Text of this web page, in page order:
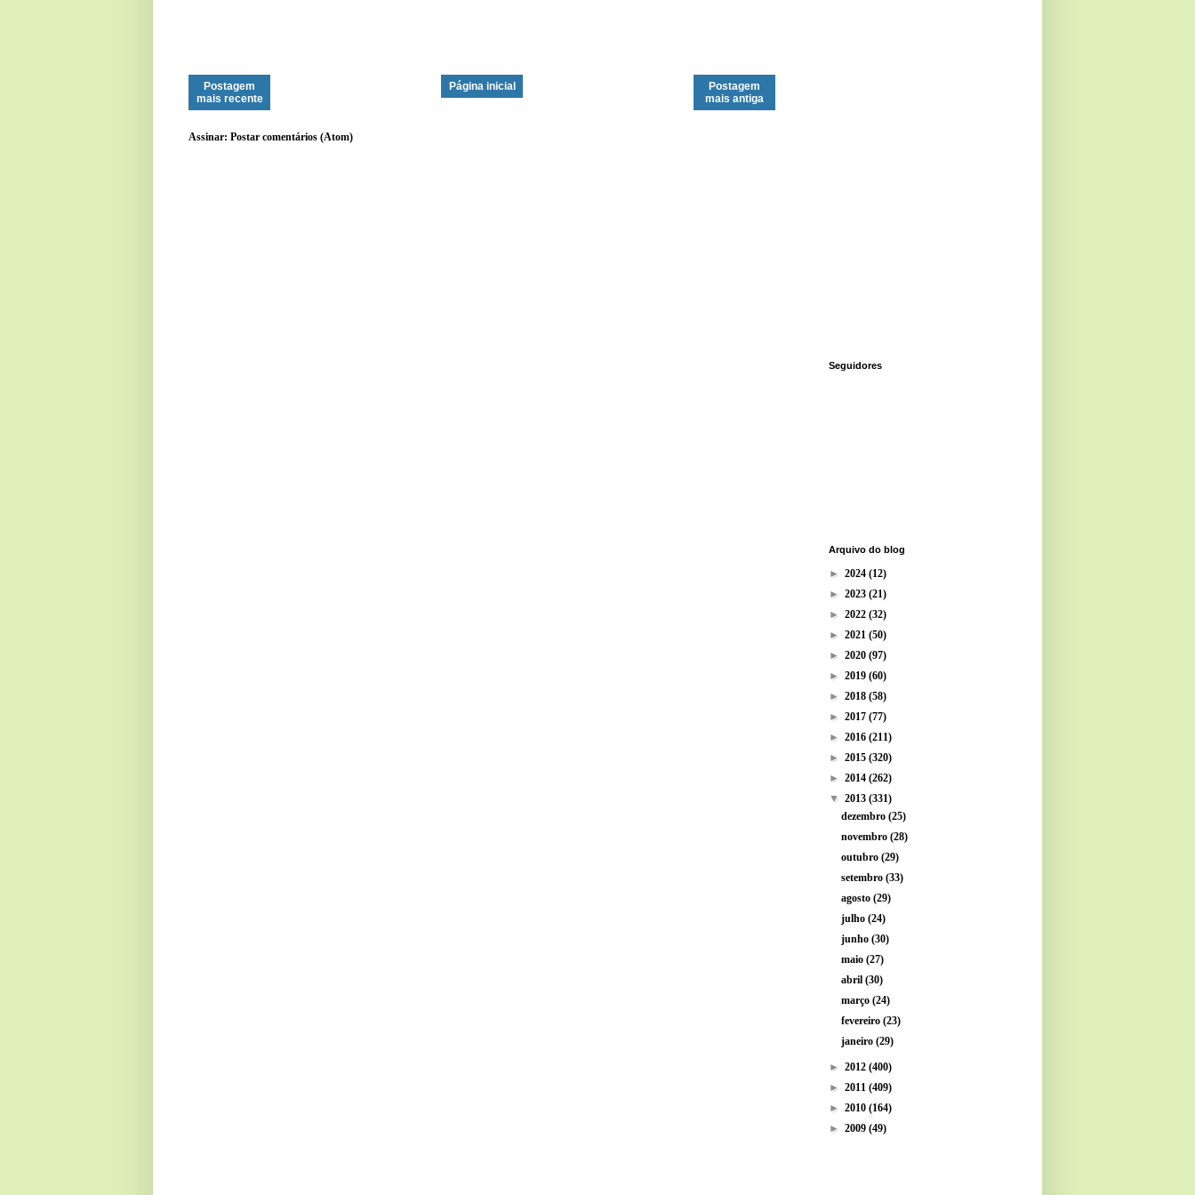
Postagem
mais recente
Postagem
mais antiga
Página inicial
Assinar: Postar comentários (Atom)
Seguidores
Arquivo do blog
► 2024 (12)
► 2023 (21)
► 2022 (32)
► 2021 (50)
► 2020 (97)
► 2019 (60)
► 2018 (58)
► 2017 (77)
► 2016 (211)
► 2015 (320)
► 2014 (262)
▼ 2013 (331)
dezembro(25)
novembro(28)
outubro(29)
setembro(33)
agosto(29)
julho(24)
junho(30)
maio(27)
abril(30)
março(24)
fevereiro(23)
janeiro(29)
► 2012 (400)
► 2011 (409)
► 2010 (164)
► 2009 (49)